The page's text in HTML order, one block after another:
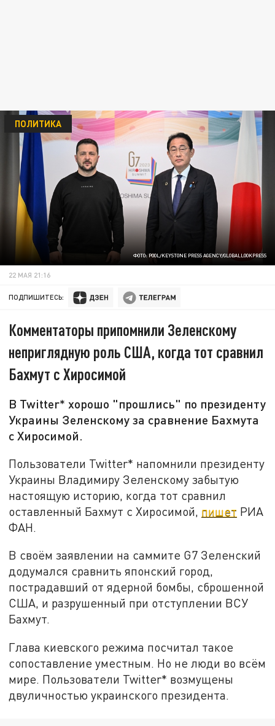
ФОТО: POOL/KEYSTONE PRESS AGENCY/GLOBALLOOKPRESS
ПОЛИТИКА
22 МАЯ 21:16
ПОДПИШИТЕСЬ:
Комментаторы припомнили Зеленскому
неприглядную роль США, когда тот сравнил
Бахмут с Хиросимой
В Twitter* хорошо "прошлись" по президенту
Украины Зеленскому за сравнение Бахмута
с Хиросимой.
Пользователи Twitter* напомнили президенту
Украины Владимиру Зеленскому забытую
настоящую историю, когда тот сравнил
оставленный Бахмут с Хиросимой, пишет РИА
ФАН.
В своём заявлении на саммите G7 Зеленский
додумался сравнить японский город,
пострадавший от ядерной бомбы, сброшенной
США, и разрушенный при отступлении ВСУ
Бахмут.
Глава киевского режима посчитал такое
сопоставление уместным. Но не люди во всём
мире. Пользователи Twitter* возмущены
двуличностью украинского президента.